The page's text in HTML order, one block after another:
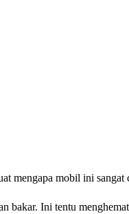
mengapa mobil ini
bakar. Ini tentu